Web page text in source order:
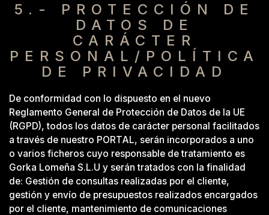
5.- PROTECCIÓN DE
DATOS DE
CARÁCTER
PERSONAL/POLÍTICA
DE PRIVACIDAD
De conformidad con lo dispuesto en el nuevo
Reglamento General de Protección de Datos de la UE
(RGPD), todos los datos de carácter personal facilitados
a través de nuestro PORTAL, serán incorporados a uno
o varios ficheros cuyo responsable de tratamiento es
Gorka Lomeña S.L.U y serán tratados con la finalidad
de: Gestión de consultas realizadas por el cliente,
gestión y envío de presupuestos realizados encargados
por el cliente, mantenimiento de comunicaciones